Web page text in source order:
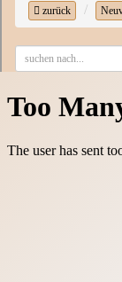
zurück